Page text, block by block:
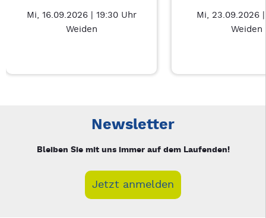
Mi, 16.09.2026 | 19:30 Uhr
Weiden
Mi, 23.09.2026
Weiden
Newsletter
Bleiben Sie mit uns immer auf dem Laufenden!
Jetzt anmelden